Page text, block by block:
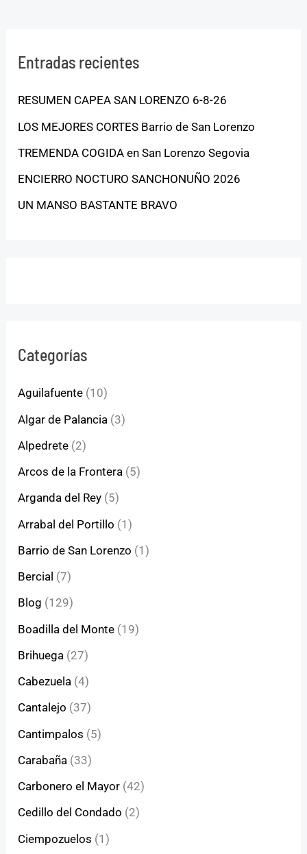
Entradas recientes
RESUMEN CAPEA SAN LORENZO 6-8-26
LOS MEJORES CORTES Barrio de San Lorenzo
TREMENDA COGIDA en San Lorenzo Segovia
ENCIERRO NOCTURO SANCHONUÑO 2026
UN MANSO BASTANTE BRAVO
Categorías
Aguilafuente (10)
Algar de Palancia (3)
Alpedrete (2)
Arcos de la Frontera (5)
Arganda del Rey (5)
Arrabal del Portillo (1)
Barrio de San Lorenzo (1)
Bercial (7)
Blog (129)
Boadilla del Monte (19)
Brihuega (27)
Cabezuela (4)
Cantalejo (37)
Cantimpalos (5)
Carabaña (33)
Carbonero el Mayor (42)
Cedillo del Condado (2)
Ciempozuelos (1)